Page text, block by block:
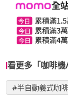
看更多「咖啡
#半自動義式咖